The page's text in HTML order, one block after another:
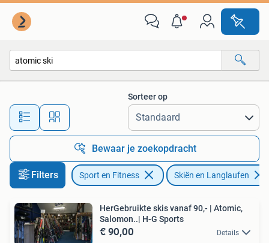
Alle afstanden…
Sorteer op
Bewaar je zoekopdracht
Filters Sport en Fitness Skiën en Langlaufen
HerGebruikte skis vanaf 90,- | Atomic,
Salomon..| H-G Sports
€ 90,00 Details